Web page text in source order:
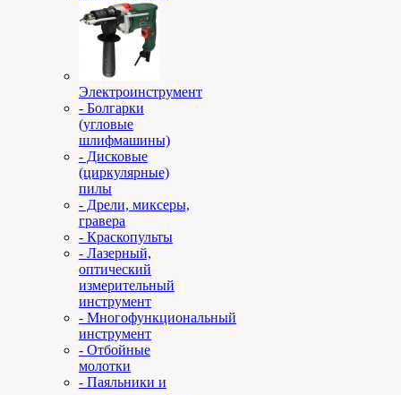
Электроинструмент
- Болгарки
(угловые
шлифмашины)
- Дисковые
(циркулярные)
пилы
- Дрели, миксеры,
гравера
- Краскопульты
- Лазерный,
оптический
измерительный
инструмент
- Многофункциональный
инструмент
- Отбойные
молотки
- Паяльники и